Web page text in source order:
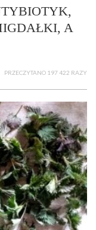
A
PRZECZYTANO 197 422 RAZY